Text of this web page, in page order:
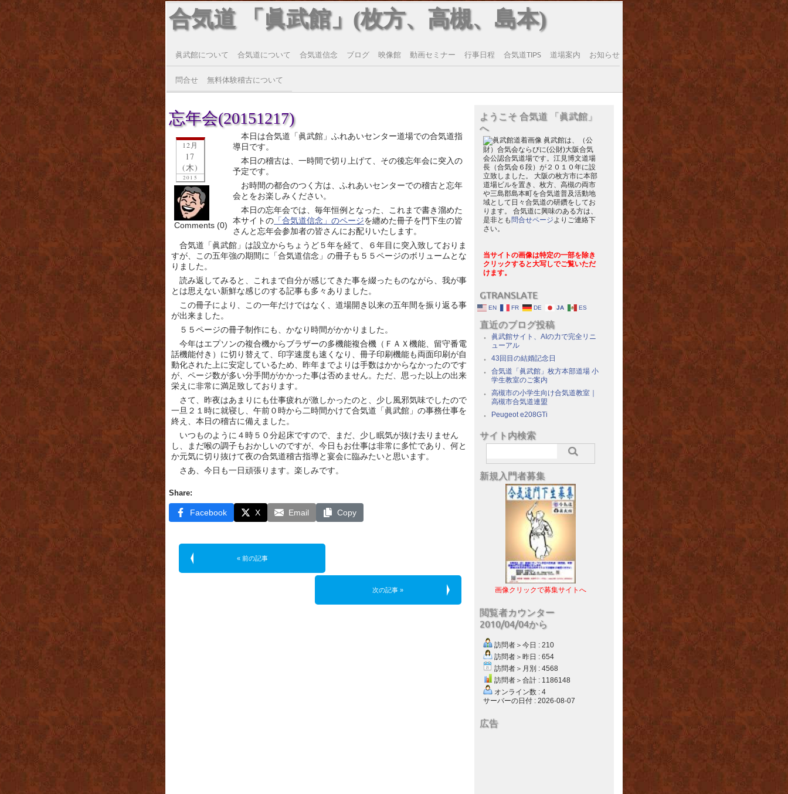
合気道 「眞武館」(枚方、高槻、島本)
眞武館について 合気道について 合気道信念 ブログ 映像館 動画セミナー 行事日程 合気道TIPS 道場案内 お知らせ
問合せ 無料体験稽古について
忘年会(20151217)
12月
17
(木)
2015
Comments (0)
本日は合気道「眞武館」ふれあいセンター道場での合気道指
導日です。
本日の稽古は、一時間で切り上げて、その後忘年会に突入の
予定です。
お時間の都合のつく方は、ふれあいセンターでの稽古と忘年
会とをお楽しみください。
本日の忘年会では、毎年恒例となった、これまで書き溜めた
本サイトの 「合気道信念」のページを纏めた冊子を門下生の皆
さんと忘年会参加者の皆さんにお配りいたします。
合気道「眞武館」は設立からちょうど５年を経て、６年目に突入致しておりま
すが、この五年強の期間に「合気道信念」の冊子も５５ページのボリュームとな
りました。
読み返してみると、これまで自分が感じてきた事を綴ったものながら、我が事
とは思えない新鮮な感じのする記事も多々ありました。
この冊子により、この一年だけではなく、道場開き以来の五年間を振り返る事
が出来ました。
５５ページの冊子制作にも、かなり時間がかかりました。
今年はエプソンの複合機からブラザーの多機能複合機（ＦＡＸ機能、留守番電
話機能付き）に切り替えて、印字速度も速くなり、冊子印刷機能も両面印刷が自
動化された上に安定しているため、昨年までよりは手数はかからなかったのです
が、ページ数が多い分手間がかかった事は否めません。ただ、思った以上の出来
栄えに非常に満足致しております。
さて、昨夜はあまりにも仕事疲れが激しかったのと、少し風邪気味でしたので
一旦２１時に就寝し、午前０時から二時間かけて合気道「眞武館」の事務仕事を
終え、本日の稽古に備えました。
いつものように４時５０分起床ですので、まだ、少し眠気が抜け去りません
し、まだ喉の調子もおかしいのですが、今日もお仕事は非常に多忙であり、何と
か元気に切り抜けて夜の合気道稽古指導と宴会に臨みたいと思います。
さあ、今日も一日頑張ります。楽しみです。
Share:
Facebook X Email Copy
« 前の記事
次の記事 »
ようこそ 合気道 「眞武館」
へ
眞武館は、（公
財）合気会ならびに(公財)大阪合気
会公認合気道場です。江見博文道場
長（合気会６段）が２０１０年に設
立致しました。 大阪の枚方市に本部
道場ビルを置き、枚方、高槻の両市
や三島郡島本町を合気道普及活動地
域として日々合気道の研鑽をしてお
ります。 合気道に興味のある方は、
是非とも 問合せページよりご連絡下
さい。
当サイトの画像は特定の一部を除き
クリックすると大写しでご覧いただ
けます。
GTRANSLATE
EN FR DE JA ES
直近のブログ投稿
眞武館サイト、AIの力で完全リニ
ューアル
43回目の結婚記念日
合気道「眞武館」枚方本部道場 小
学生教室のご案内
高槻市の小学生向け合気道教室｜
高槻市合気道連盟
Peugeot e208GTi
サイト内検索
新規入門者募集
画像クリックで募集サイトへ
閲覧者カウンター
2010/04/04から
訪問者＞今日 : 210
訪問者＞昨日 : 654
訪問者＞月別 : 4568
訪問者＞合計 : 1186148
オンライン数 : 4
サーバーの日付 : 2026-08-07
広告